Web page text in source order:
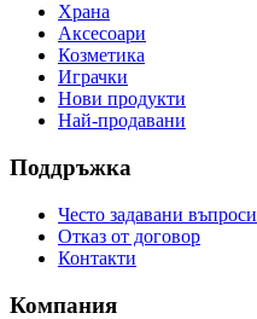
Храна
Аксесоари
Козметика
Играчки
Нови продукти
Най-продавани
Поддръжка
Често задавани въпроси
Отказ от договор
Контакти
Компания